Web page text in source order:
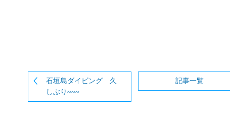
石垣島ダイビング 久
しぶり~~~
記事一覧